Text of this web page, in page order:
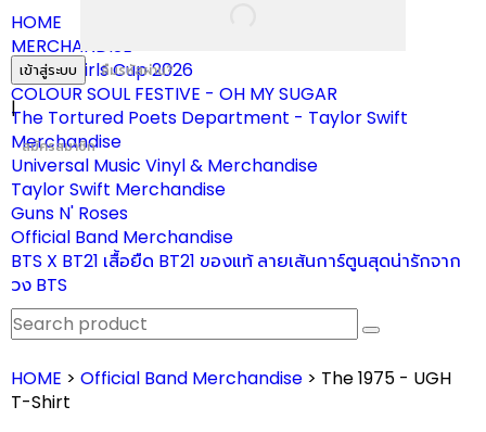
เข้าสู่ระบบ ลืมรหัสผ่าน?
|
สมัครสมาชิก
HOME
MERCHANDISE
ผ้าเชียร์ Girls Cup 2026
COLOUR SOUL FESTIVE - OH MY SUGAR
The Tortured Poets Department - Taylor Swift
Merchandise
Universal Music Vinyl & Merchandise
Taylor Swift Merchandise
Guns N' Roses
Official Band Merchandise
BTS X BT21 เสื้อยืด BT21 ของแท้ ลายเส้นการ์ตูนสุดน่ารักจาก
วง BTS
HOME > Official Band Merchandise > The 1975 - UGH
T-Shirt